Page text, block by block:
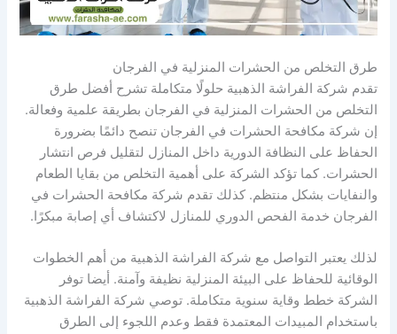
طرق التخلص من الحشرات المنزلية في الفرجان
تقدم شركة الفراشة الذهبية حلولًا متكاملة تشرح أفضل طرق
التخلص من الحشرات المنزلية في الفرجان بطريقة علمية وفعالة.
إن شركة مكافحة الحشرات في الفرجان تنصح دائمًا بضرورة
الحفاظ على النظافة الدورية داخل المنازل لتقليل فرص انتشار
الحشرات. كما تؤكد الشركة على أهمية التخلص من بقايا الطعام
والنفايات بشكل منتظم. كذلك تقدم شركة مكافحة الحشرات في
الفرجان خدمة الفحص الدوري للمنازل لاكتشاف أي إصابة مبكرًا.
لذلك يعتبر التواصل مع شركة الفراشة الذهبية من أهم الخطوات
الوقائية للحفاظ على البيئة المنزلية نظيفة وآمنة. أيضا توفر
الشركة خطط وقاية سنوية متكاملة. توصي شركة الفراشة الذهبية
باستخدام المبيدات المعتمدة فقط وعدم اللجوء إلى الطرق